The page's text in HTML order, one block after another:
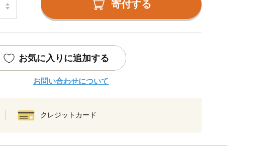
寄付する
お気に入りに追加する
お問い合わせについて
クレジットカード